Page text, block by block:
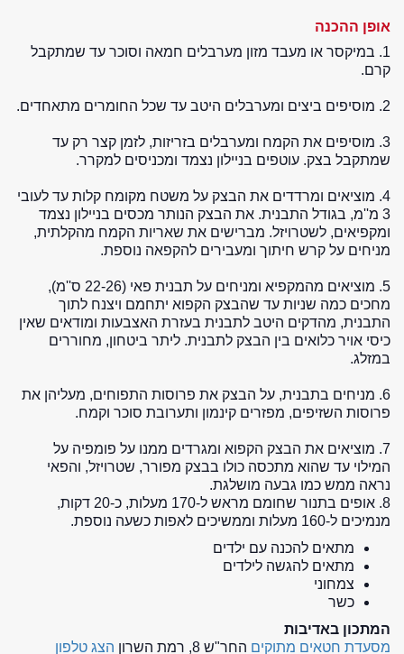
אופן ההכנה
1. במיקסר או מעבד מזון מערבלים חמאה וסוכר עד שמתקבל
קרם.
2. מוסיפים ביצים ומערבלים היטב עד שכל החומרים מתאחדים.
3. מוסיפים את הקמח ומערבלים בזריזות, לזמן קצר רק עד
שמתקבל בצק. עוטפים בניילון נצמד ומכניסים למקרר.
4. מוציאים ומרדדים את הבצק על משטח מקומח קלות עד לעובי
3 מ''מ, בגודל התבנית. את הבצק הנותר מכסים בניילון נצמד
ומקפיאים, לשטרויזל. מברישים את שאריות הקמח מהקלתית,
מניחים על קרש חיתוך ומעבירים להקפאה נוספת.
5. מוציאים מהמקפיא ומניחים על תבנית פאי (22-26 ס''מ),
מחכים כמה שניות עד שהבצק הקפוא יתחמם ויצנח לתוך
התבנית, מהדקים היטב לתבנית בעזרת האצבעות ומודאים שאין
כיסי אויר כלואים בין הבצק לתבנית. ליתר ביטחון, מחוררים
במזלג.
6. מניחים בתבנית, על הבצק את פרוסות התפוחים, מעליהן את
פרוסות השזיפים, מפזרים קינמון ותערובת סוכר וקמח.
7. מוציאים את הבצק הקפוא ומגרדים ממנו על פומפיה על
המילוי עד שהוא מתכסה כולו בבצק מפורר, שטרויזל, והפאי
נראה ממש כמו גבעה מושלגת.
8. אופים בתנור שחומם מראש ל-170 מעלות, כ-20 דקות,
מנמיכים ל-160 מעלות וממשיכים לאפות כשעה נוספת.
מתאים להכנה עם ילדים
מתאים להגשה לילדים
צמחוני
כשר
המתכון באדיבות
מסעדת חטאים מתוקים החר"ש 8, רמת השרון הצג טלפון